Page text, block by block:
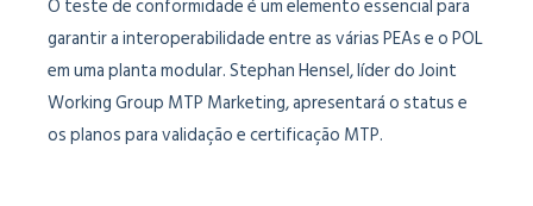
O teste de conformidade é um elemento essencial para
garantir a interoperabilidade entre as várias PEAs e o POL
em uma planta modular. Stephan Hensel, líder do Joint
Working Group MTP Marketing, apresentará o status e
os planos para validação e certificação MTP.